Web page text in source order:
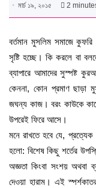
মার্চ ১৯, ২০১৫ 2
বর্তমান মুসলিম সমাজে
সৃষ্টি হচ্ছে। কি করলে বা
ব্যাপারে আমাদের সুস্পষ্ট
কেননা, কোন প্রমাণ ছাড়া
জঘন্য কাজ। বরং কাউকে
উপরেই ফিরে আসে।
মনে রাখতে হবে যে,
হলো: বিশেষ কিছু শর্তের
অজ্ঞতা কিংবা সংশয় অথবা
দেওয়া হারাম। এই